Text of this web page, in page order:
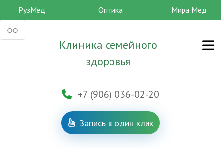
РузМед Оптика Мира Мед
Клиника семейного
здоровья
+7 (906) 036-02-20
Запись в один клик